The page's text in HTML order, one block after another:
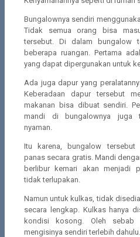
Bungalownya sendiri
Tidak semua orang bisa
tersebut. Di dalam bungalow
beberapa ruangan. Pertama
yang dapat dipergunakan untuk
Ada juga dapur yang
Keberadaan dapur tersebut
makanan bisa dibuat sendiri.
mandi di bungalownya juga
nyaman.
Itu karena, bungalow tersebut
panas secara gratis. Mandi
berlibur kemari akan menjadi
tidak terlupakan.
Namun untuk kulkas, tidak
secara lengkap. Kulkas hanya
kondisi kosong. Oleh sebab
mengisinya sendiri terlebih dahulu.